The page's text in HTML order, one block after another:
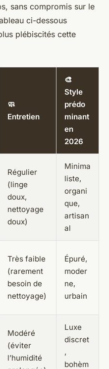
sans compromis sur le
ci-dessous
plébiscités cette
🧼
Entretien
🎨
Style
prédo
minant
en
2026
Régulier
(linge
doux,
nettoyage
doux)
Minima
liste,
organi
que,
artisan
al
Très faible
(rarement
besoin de
nettoyage)
Épuré,
moder
ne,
urbain
Modéré
(éviter
l’humidité
Luxe
discret
,
bohèm